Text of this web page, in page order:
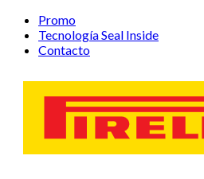
Promo
Tecnología Seal Inside
Contacto